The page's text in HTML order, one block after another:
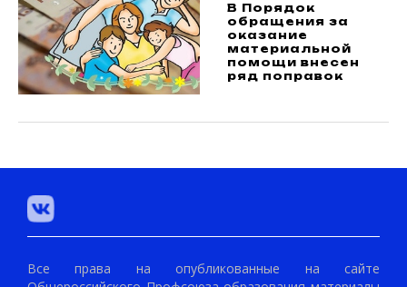
В Порядок
обращения за
оказание
материальной
помощи внесен
ряд поправок
Все права на опубликованные на сайте